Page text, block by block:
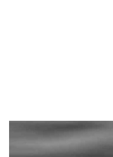
Frankenstein45.Com